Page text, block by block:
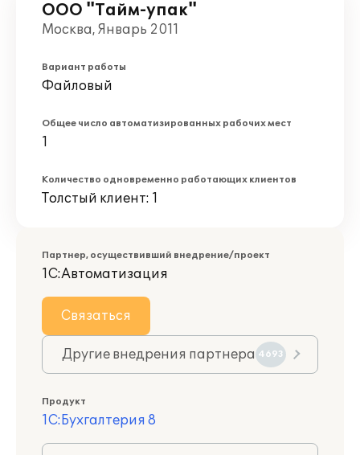
ООО "Тайм-упак"
Москва, Январь 2011
Вариант работы
Файловый
Общее число автоматизированных рабочих мест
1
Количество одновременно работающих клиентов
Толстый клиент: 1
Партнер, осуществивший внедрение/проект
1С:Автоматизация
Связаться
Другие внедрения партнера 4693
Продукт
1С:Бухгалтерия 8